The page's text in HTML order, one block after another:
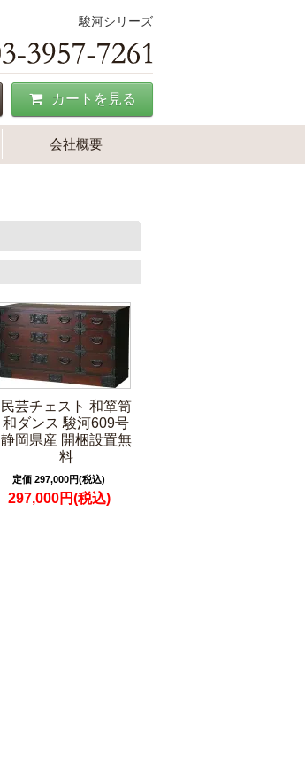
駿河シリーズ
カートを見る
会社概要
民芸チェスト 和箪笥
和ダンス 駿河609号
静岡県産 開梱設置無
料
定価 297,000円(税込)
297,000円(税込)